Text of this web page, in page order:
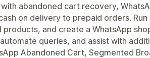
abandoned cart recovery,
on delivery to prepaid orders.
products, and create a WhatsApp
queries, and assist with
Abandoned Cart, Segmented